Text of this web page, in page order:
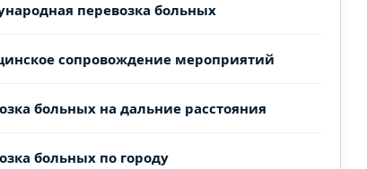
перевозка больных
сопровождение мероприятий
больных на дальние расстояния
больных по городу